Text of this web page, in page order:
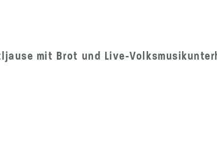
mit Brot und Live-